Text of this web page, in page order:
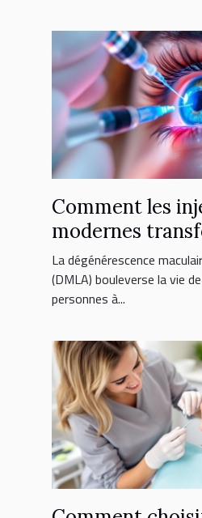
Comment les
modernes
traitement de la
La dégénérescence
(DMLA) bouleverse la vie
personnes à...